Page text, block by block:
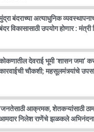
बंदराच्या अत्याधुनिक
विकासासाठी उपयोग होणार :
देवराई भूमी ‘शासन जमा’
चौकशी; महसूलमंत्र्यांचे
आक्रमक, शेतकऱ्यांसाठी
निलेश राणेंचे झळकले